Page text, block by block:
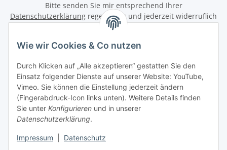
Wie wir Cookies & Co nutzen
Durch Klicken auf „Alle akzeptieren“ gestatten Sie den
Einsatz folgender Dienste auf unserer Website: YouTube,
Vimeo. Sie können die Einstellung jederzeit ändern
(Fingerabdruck-Icon links unten). Weitere Details finden
Sie unter Konfigurieren und in unserer
Datenschutzerklärung.
Impressum Datenschutz
Bitte senden Sie mir entsprechend Ihrer
Datenschutzerklärung regelmäßig und jederzeit widerruflich
Informationen zu Ihrem Produktsortiment per E-Mail zu.
Newsletter Abonnieren
Informationen
Gesetzliche Informationen